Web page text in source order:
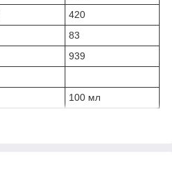
420
83
939
100 мл